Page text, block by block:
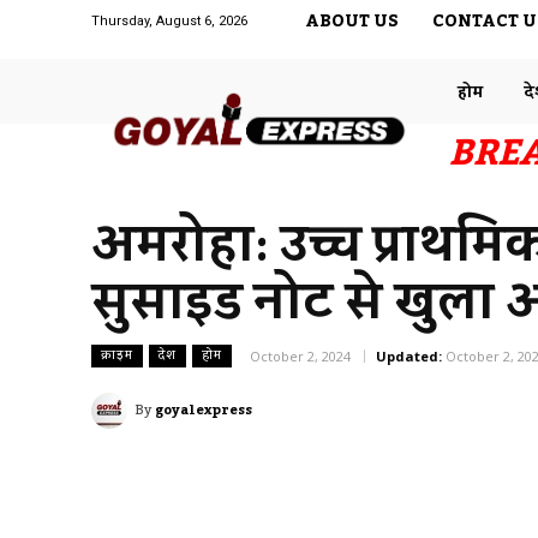
Thursday, August 6, 2026 ABOUT US CONTACT
होम
अमरोहा: उच्च
सुसाइड नोट से खुला
क्राइम देश होम October 2, 2024 Updated: October 2,
Bygoyalexpress